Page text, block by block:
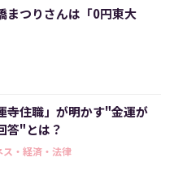
まつりさんは「0円東大
寺住職」が明かす"金運が
答"とは？
ス・経済・法律